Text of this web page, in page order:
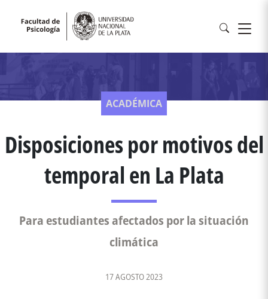
ACADÉMICA
Disposiciones por motivos del
temporal en La Plata
Para estudiantes afectados por la situación
climática
17 AGOSTO 2023